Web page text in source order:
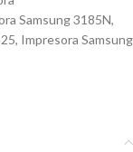
Samsung 3185N,
, Impresora Samsung